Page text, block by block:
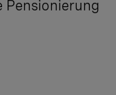
Pensionierung